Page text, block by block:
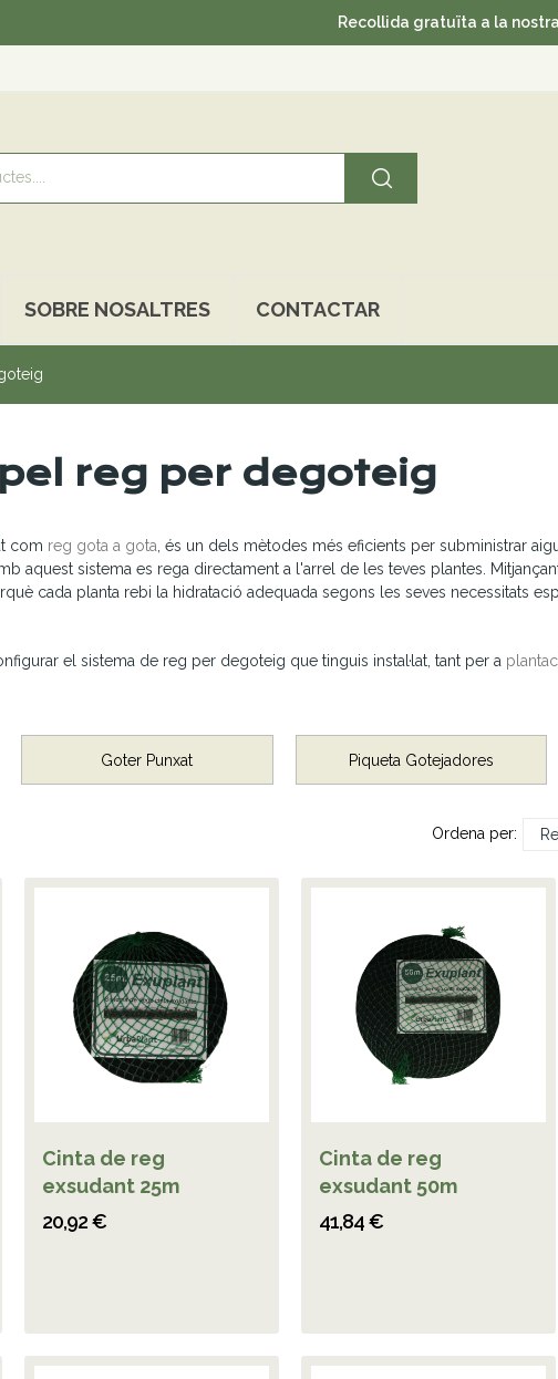
Recollida gratuïta a la nostra botiga •
SOBRE NOSALTRES CONTACTAR
reg per degoteig
com reg gota a gota , és un dels mètodes més eficients per subministrar
aquest sistema es rega directament a l'arrel de les teves plantes.
cada planta rebi la hidratació adequada segons les seves necessitats
el sistema de reg per degoteig que tinguis instal·lat, tant per a
Goter Punxat Piqueta Gotejadores
Ordena per:
Cinta de reg
exsudant 25m
20,92 €
Cinta de reg
exsudant 50m
41,84 €